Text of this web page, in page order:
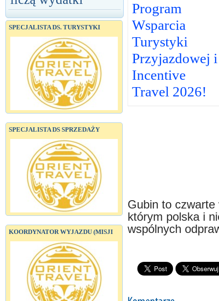
SPECJALISTA DS. TURYSTYKI
SPECJALISTA DS SPRZEDAŻY
KOORDYNATOR WYJAZDU (MISJI
Program
Wsparcia
Turystyki
Przyjazdowej i
Incentive
Travel 2026!
Gubin to
którym polska i
wspólnych